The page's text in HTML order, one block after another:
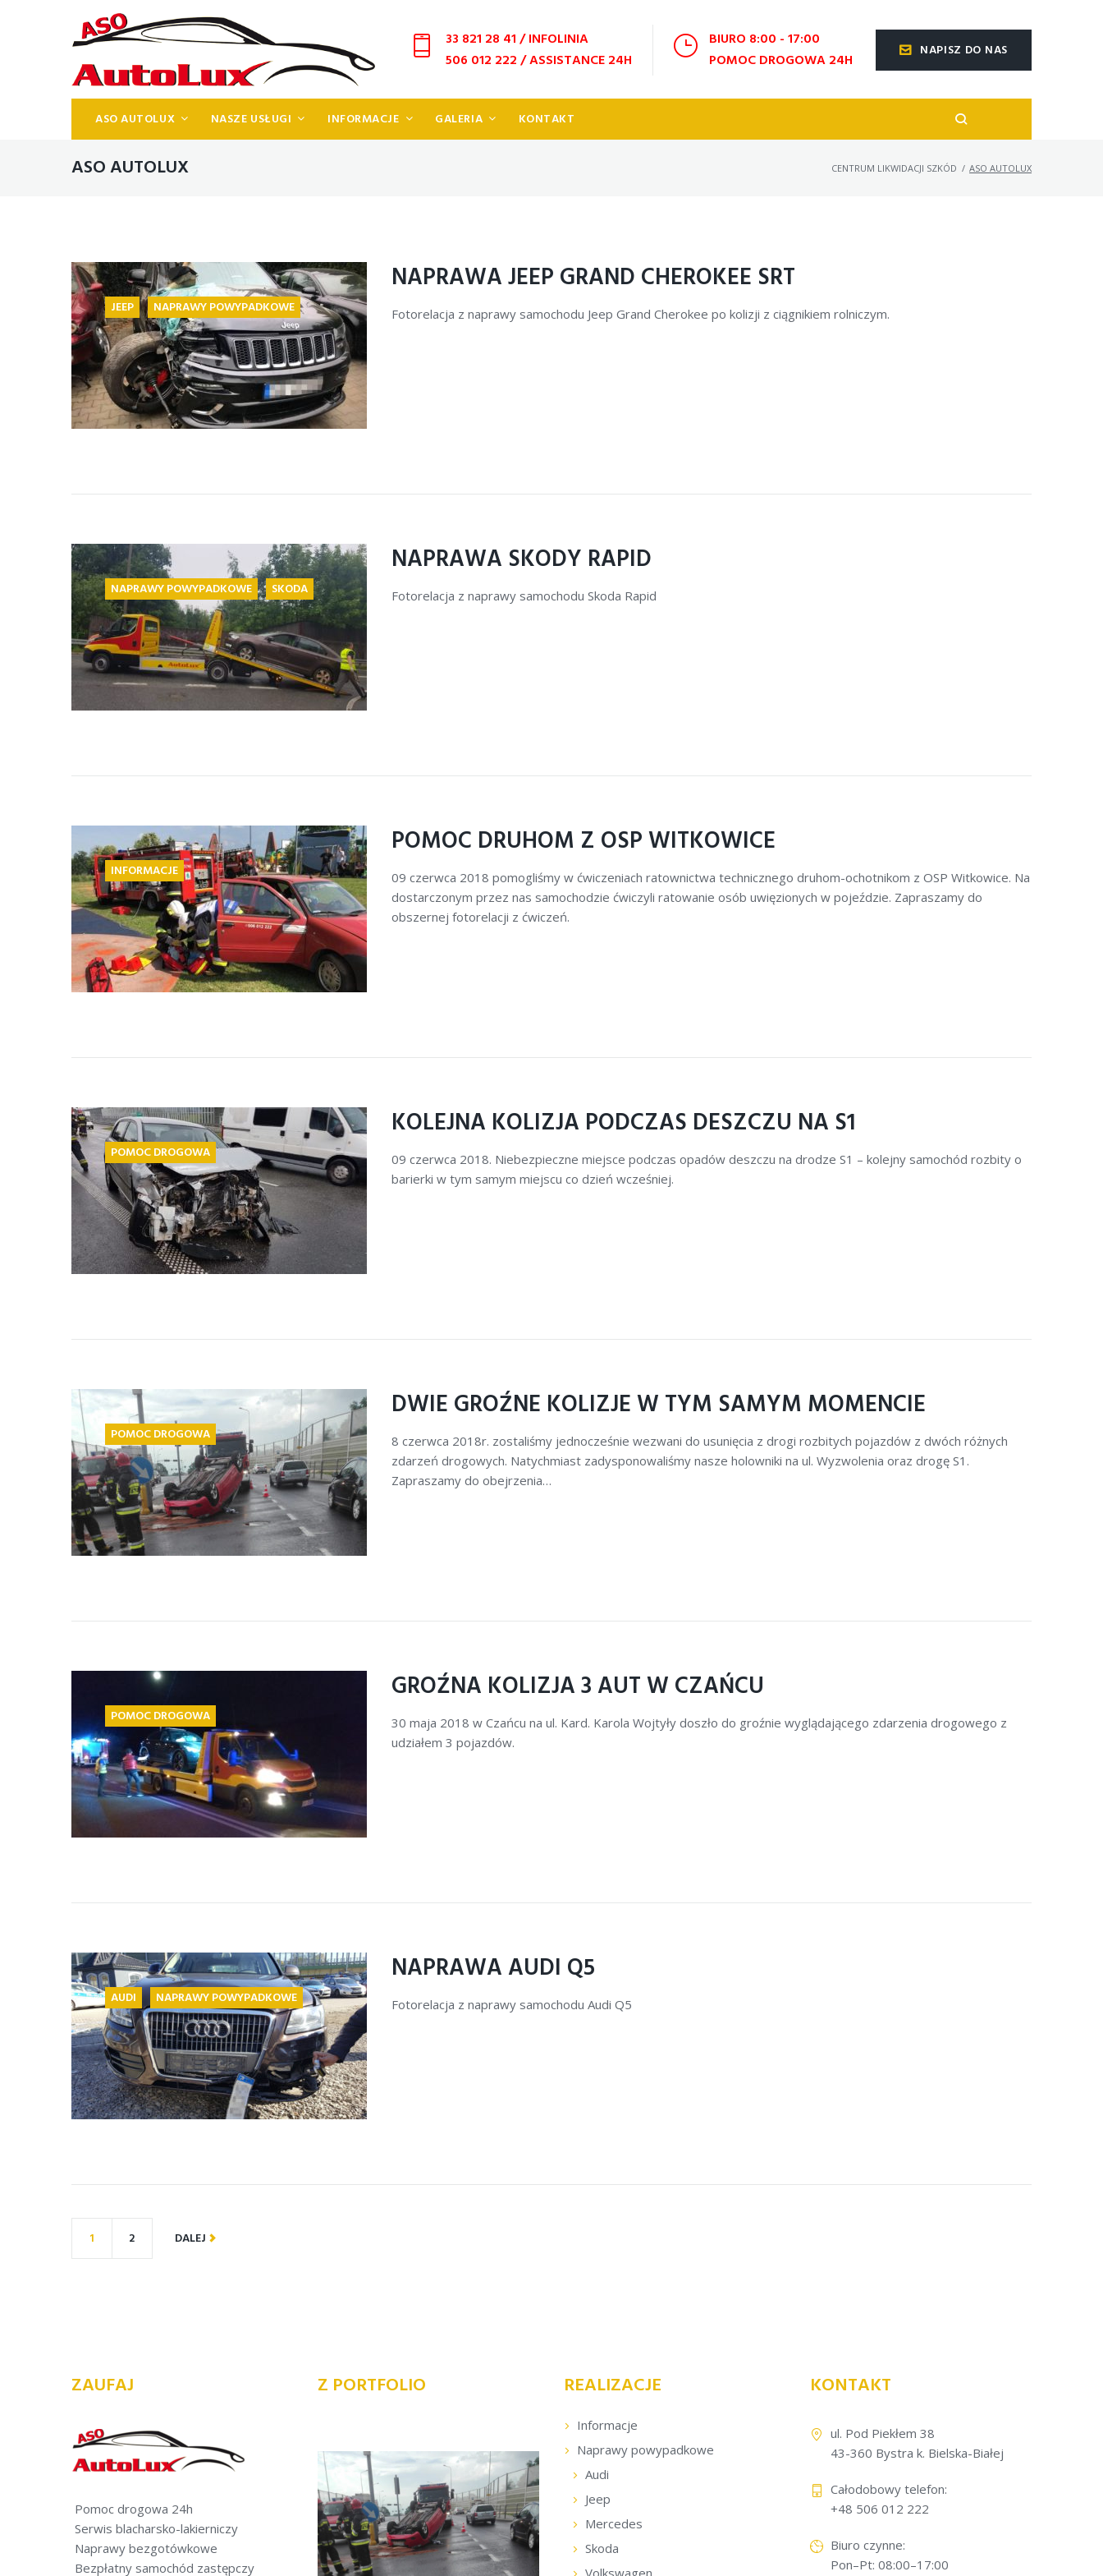
33 821 28 41/ INFOLINIA
506 012 222/ ASSISTANCE 24H
BIURO 8:00 - 17:00
POMOC DROGOWA 24H
NAPISZ DO NAS
ASO AUTOLUX NASZE USŁUGI INFORMACJE GALERIA KONTAKT
ASO AUTOLUX CENTRUM LIKWIDACJI SZKÓD / ASO AUTOLUX
JEEP NAPRAWY POWYPADKOWE
NAPRAWA JEEP GRAND CHEROKEE SRT
Fotorelacja z naprawy samochodu Jeep Grand Cherokee po kolizji z ciągnikiem rolniczym.
NAPRAWY POWYPADKOWE SKODA
NAPRAWA SKODY RAPID
Fotorelacja z naprawy samochodu Skoda Rapid
INFORMACJE
POMOC DRUHOM Z OSP WITKOWICE
09 czerwca 2018 pomogliśmy w ćwiczeniach ratownictwa technicznego druhom-ochotnikom z OSP Witkowice. Na
dostarczonym przez nas samochodzie ćwiczyli ratowanie osób uwięzionych w pojeździe. Zapraszamy do
obszernej fotorelacji z ćwiczeń.
POMOC DROGOWA
KOLEJNA KOLIZJA PODCZAS DESZCZU NA S1
09 czerwca 2018. Niebezpieczne miejsce podczas opadów deszczu na drodze S1 – kolejny samochód rozbity o
barierki w tym samym miejscu co dzień wcześniej.
POMOC DROGOWA
DWIE GROŹNE KOLIZJE W TYM SAMYM MOMENCIE
8 czerwca 2018r. zostaliśmy jednocześnie wezwani do usunięcia z drogi rozbitych pojazdów z dwóch różnych
zdarzeń drogowych. Natychmiast zadysponowaliśmy nasze holowniki na ul. Wyzwolenia oraz drogę S1.
Zapraszamy do obejrzenia…
POMOC DROGOWA
GROŹNA KOLIZJA 3 AUT W CZAŃCU
30 maja 2018 w Czańcu na ul. Kard. Karola Wojtyły doszło do groźnie wyglądającego zdarzenia drogowego z
udziałem 3 pojazdów.
AUDI NAPRAWY POWYPADKOWE
NAPRAWA AUDI Q5
Fotorelacja z naprawy samochodu Audi Q5
1 2 DALEJ
ZAUFAJ
Pomoc drogowa 24h
Serwis blacharsko-lakierniczy
Naprawy bezgotówkowe
Bezpłatny samochód zastępczy
Z PORTFOLIO REALIZACJE
Informacje
Naprawy powypadkowe
Audi
Jeep
Mercedes
Skoda
KONTAKT
ul. Pod Piekłem 38
43-360 Bystra k. Bielska-Białej
Całodobowy telefon:
+48 506 012 222
Biuro czynne:
Pon–Pt: 08:00–17:00